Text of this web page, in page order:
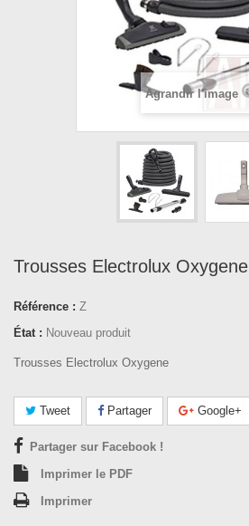
Agrandir l'image
Trousses Electrolux Oxygene
Référence : Z
État : Nouveau produit
Trousses Electrolux Oxygene
Tweet Partager Google+
Partager sur Facebook !
Imprimer le PDF
Imprimer